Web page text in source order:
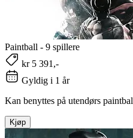
Paintball - 9 spillere
kr 5 391,-
Gyldig i 1 år
Kan benyttes på utendørs
Kjøp